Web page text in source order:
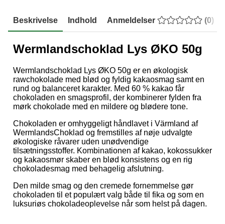
Beskrivelse Indhold Anmeldelser (0)
Wermlandschoklad Lys ØKO 50g
Wermlandschoklad Lys ØKO 50g er en økologisk
rawchokolade med blød og fyldig kakaosmag samt en
rund og balanceret karakter. Med 60 % kakao får
chokoladen en smagsprofil, der kombinerer fylden fra
mørk chokolade med en mildere og blødere tone.
Chokoladen er omhyggeligt håndlavet i Värmland af
WermlandsChoklad og fremstilles af nøje udvalgte
økologiske råvarer uden unødvendige
tilsætningsstoffer. Kombinationen af kakao, kokossukker
og kakaosmør skaber en blød konsistens og en rig
chokoladesmag med behagelig afslutning.
Den milde smag og den cremede fornemmelse gør
chokoladen til et populært valg både til fika og som en
luksuriøs chokoladeoplevelse når som helst på dagen.